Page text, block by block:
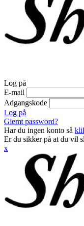
Log på
E-mail
Adgangskode
Log på
Glemt password?
Har du ingen konto så
Er du sikker på at du vil
x